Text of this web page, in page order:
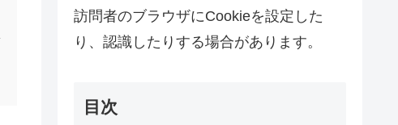
訪問者のブラウザにCookieを設定した
り、認識したりする場合があります。
目次